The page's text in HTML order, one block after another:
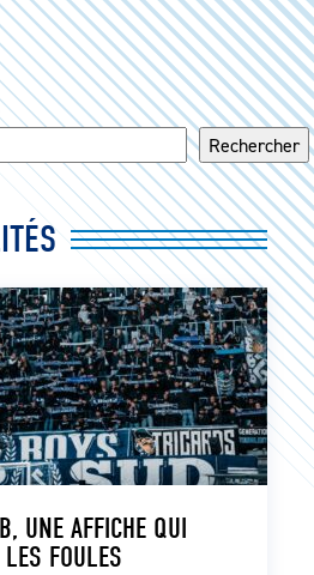
Rechercher
UNE AFFICHE QUI
FOULES